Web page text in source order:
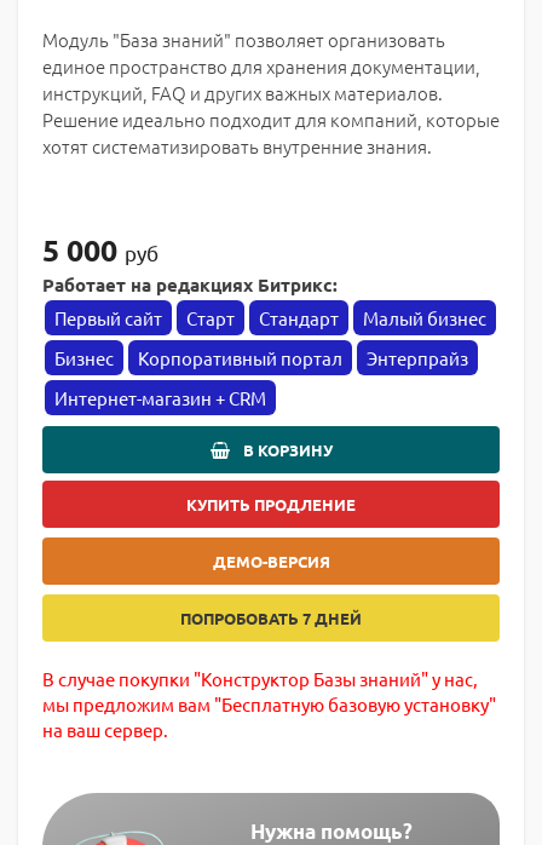
Модуль "База знаний" позволяет организовать
единое пространство для хранения документации,
инструкций, FAQ и других важных материалов.
Решение идеально подходит для компаний, которые
хотят систематизировать внутренние знания.
5 000 руб
Работает на редакциях Битрикс:
Первый сайт Старт Стандарт
Малый бизнес
Бизнес
Корпоративный портал
Энтерпрайз
Интернет-магазин + CRM
В КОРЗИНУ
КУПИТЬ ПРОДЛЕНИЕ
ДЕМО-ВЕРСИЯ
ПОПРОБОВАТЬ 7 ДНЕЙ
В случае покупки "Конструктор Базы знаний" у нас,
мы предложим вам "Бесплатную базовую установку"
на ваш сервер.
Нужна помощь?